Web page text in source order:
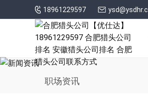
18961229597
职场资讯